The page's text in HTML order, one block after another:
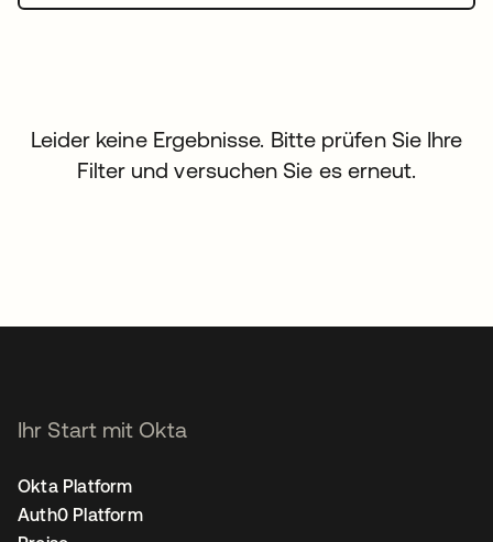
Leider keine Ergebnisse. Bitte prüfen Sie Ihre
Filter und versuchen Sie es erneut.
Ihr Start mit Okta
Okta Platform
Auth0 Platform